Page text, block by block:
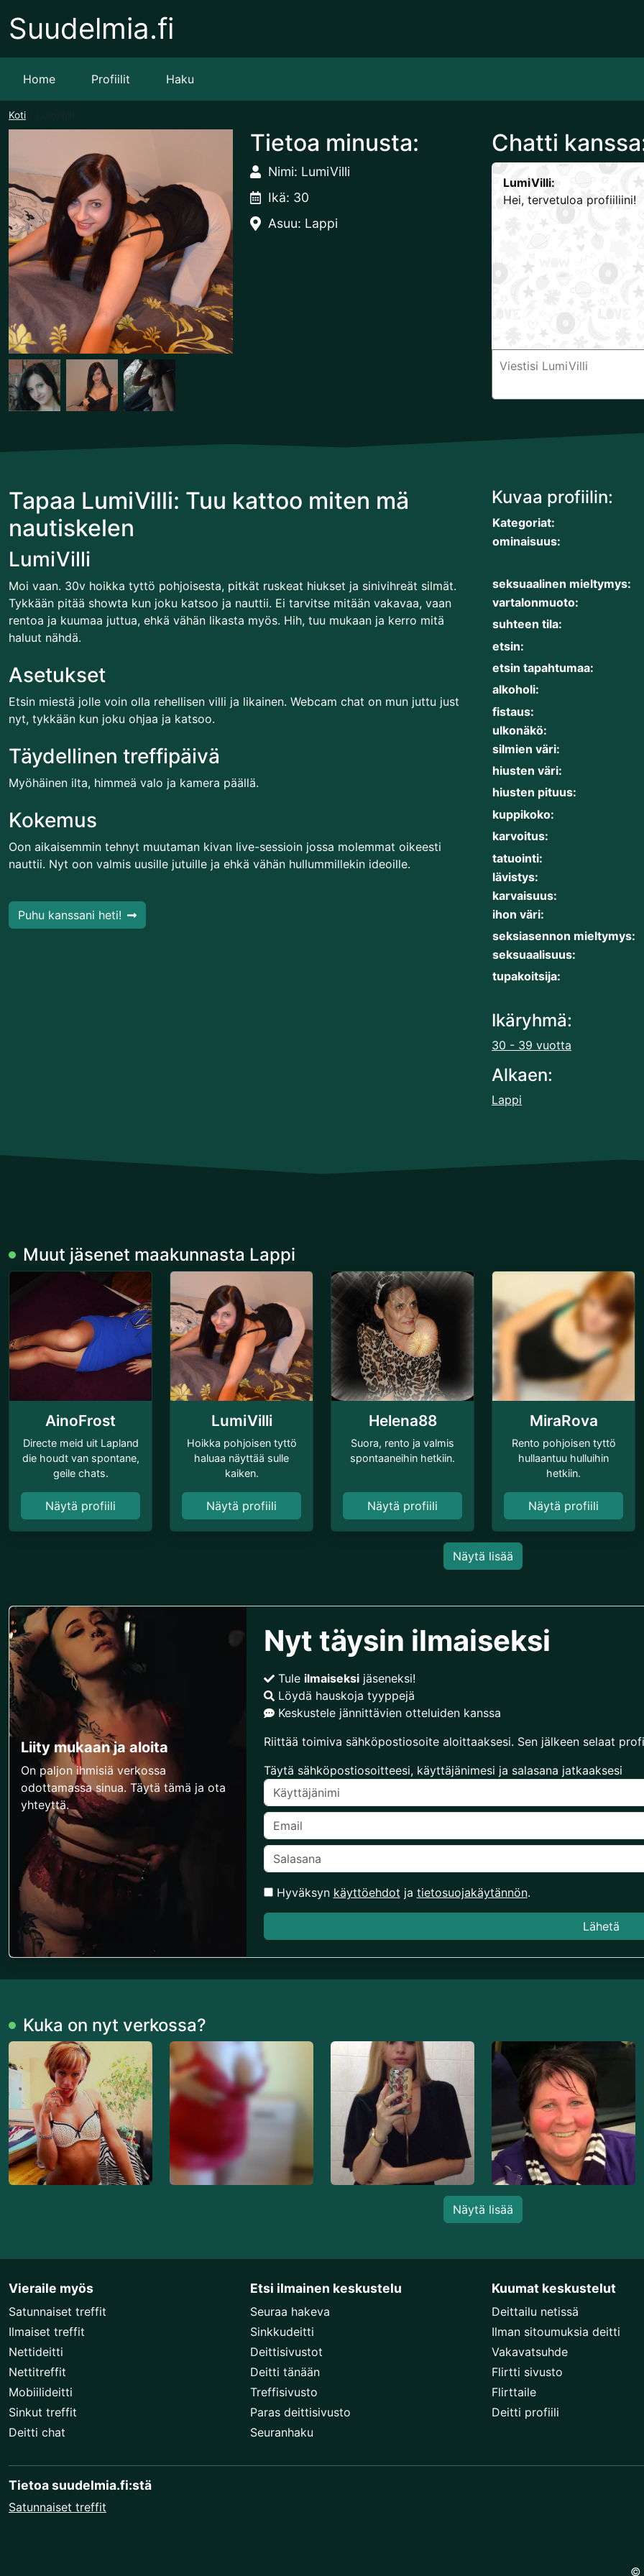
Suudelmia.fi
Home Profiilit Haku
Koti
Tietoa minusta:
Nimi: LumiVilli
Ikä: 30
Asuu: Lappi
Chatti
LumiVilli:
Hei, tervetuloa profiiliini!
Tapaa LumiVilli: Tuu kattoo miten mä
nautiskelen
LumiVilli
Moi vaan. 30v hoikka tyttö pohjoisesta, pitkät ruskeat hiukset ja sinivihreät silmät.
Tykkään pitää showta kun joku katsoo ja nauttii. Ei tarvitse mitään vakavaa, vaan
rentoa ja kuumaa juttua, ehkä vähän likasta myös. Hih, tuu mukaan ja kerro mitä
haluut nähdä.
Asetukset
Etsin miestä jolle voin olla rehellisen villi ja likainen. Webcam chat on mun juttu just
nyt, tykkään kun joku ohjaa ja katsoo.
Täydellinen treffipäivä
Myöhäinen ilta, himmeä valo ja kamera päällä.
Kokemus
Oon aikaisemmin tehnyt muutaman kivan live-sessioin jossa molemmat oikeesti
nauttii. Nyt oon valmis uusille jutuille ja ehkä vähän hullummillekin ideoille.
Puhu kanssani heti!
Kuvaa profiilin:
Kategoriat:
ominaisuus:
seksuaalinen mieltymys:
vartalonmuoto:
suhteen tila:
etsin:
etsin tapahtumaa:
alkoholi:
fistaus:
ulkonäkö:
silmien väri:
hiusten väri:
hiusten pituus:
kuppikoko:
karvoitus:
tatuointi:
lävistys:
karvaisuus:
ihon väri:
seksiasennon mieltymys:
seksuaalisuus:
tupakoitsija:
Ikäryhmä:
30 - 39 vuotta
Alkaen:
Lappi
Muut jäsenet maakunnasta Lappi
AinoFrost
Directe meid uit Lapland
die houdt van spontane,
geile chats.
Näytä profiili
LumiVilli
Hoikka pohjoisen tyttö
haluaa näyttää sulle
kaiken.
Näytä profiili
Helena88
Suora, rento ja valmis
spontaaneihin hetkiin.
Näytä profiili
MiraRova
Rento pohjoisen tyttö
hullaantuu hulluihin
hetkiin.
Näytä profiili
Näytä lisää
Liity mukaan ja aloita
On paljon ihmisiä verkossa
odottamassa sinua. Täytä tämä ja ota
yhteyttä.
Nyt täysin ilmaiseksi
Tule ilmaiseksijäseneksi!
Löydä hauskoja tyyppejä
Keskustele jännittävien otteluiden kanssa
Riittää toimiva sähköpostiosoite aloittaaksesi. Sen jälkeen selaat
Täytä sähköpostiosoitteesi, käyttäjänimesi ja salasana jatkaaksesi
Hyväksyn käyttöehdot ja tietosuojakäytännön.
Lähetä
Kuka on nyt verkossa?
Näytä lisää
Vieraile myös
Satunnaiset treffit
Ilmaiset treffit
Nettideitti
Nettitreffit
Mobiilideitti
Sinkut treffit
Deitti chat
Etsi ilmainen keskustelu
Seuraa hakeva
Sinkkudeitti
Deittisivustot
Deitti tänään
Treffisivusto
Paras deittisivusto
Seuranhaku
Kuumat keskustelut
Deittailu netissä
Ilman sitoumuksia deitti
Vakavatsuhde
Flirtti sivusto
Flirttaile
Deitti profiili
Tietoa suudelmia.fi:stä
Satunnaiset treffit
©